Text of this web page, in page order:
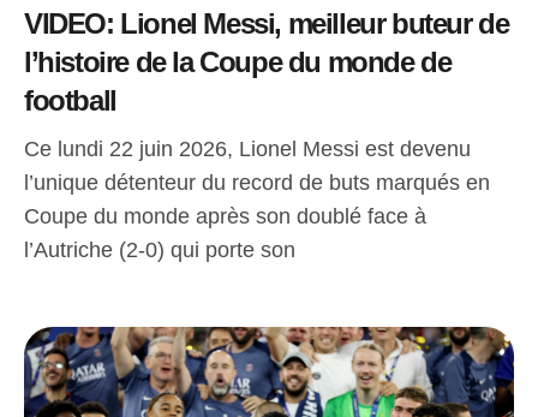
VIDEO: Lionel Messi, meilleur buteur de
l’histoire de la Coupe du monde de
football
Ce lundi 22 juin 2026, Lionel Messi est devenu
l’unique détenteur du record de buts marqués en
Coupe du monde après son doublé face à
l’Autriche (2-0) qui porte son